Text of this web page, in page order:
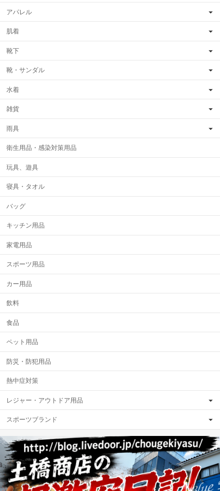
アパレル
肌着
靴下
靴・サンダル
水着
雑貨
雨具
衛生用品・感染対策用品
玩具、遊具
寝具・タオル
バッグ
キッチン用品
家電用品
スポーツ用品
カー用品
飲料
食品
ペット用品
防災・防犯用品
熱中症対策
レジャー・アウトドア用品
スポーツブランド